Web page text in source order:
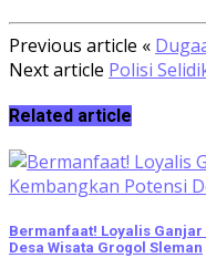
Previous article «
Next article Polisi
Related article
Bermanfaat! Loyalis
Desa Wisata Grogol Sleman